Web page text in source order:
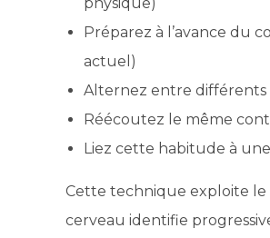
Préparez à l’avance du
actuel)
Alternez entre différents
Réécoutez le même
Liez cette habitude à
Cette technique exploite le
cerveau identifie